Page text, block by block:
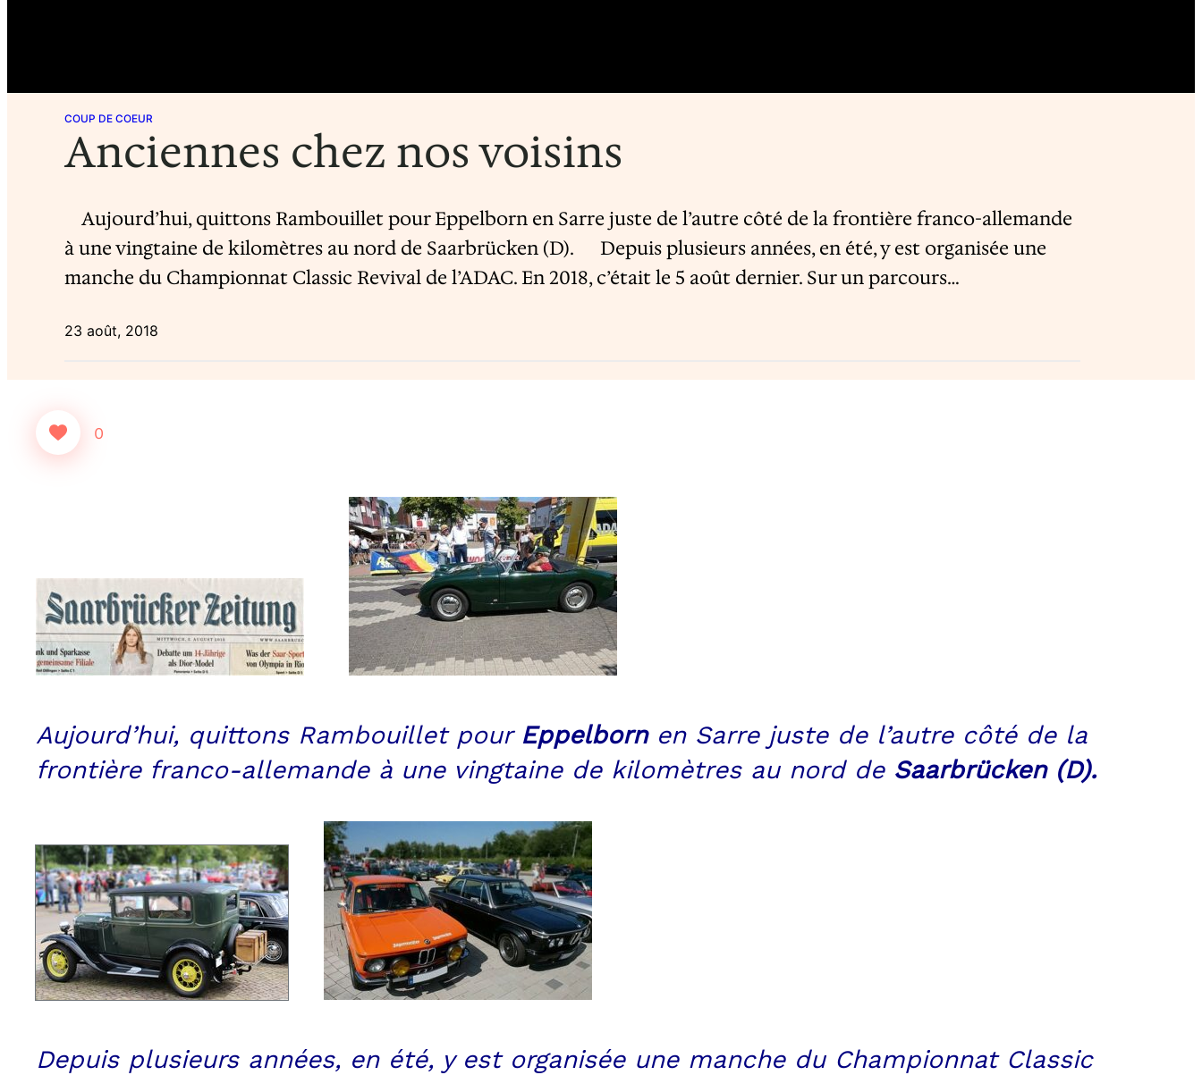
COUP DE COEUR
Anciennes chez nos voisins
Aujourd’hui, quittons Rambouillet pour Eppelborn en Sarre juste de l’autre côté de la frontière franco-allemande
à une vingtaine de kilomètres au nord de Saarbrücken (D). Depuis plusieurs années, en été, y est organisée une
manche du Championnat Classic Revival de l’ADAC. En 2018, c’était le 5 août dernier. Sur un parcours…
23 août, 2018
0
Aujourd’hui, quittons Rambouillet pour Eppelbornen Sarre juste de l’autre côté de la
frontière franco-allemande à une vingtaine de kilomètres au nord de Saarbrücken (D).
Depuis plusieurs années, en été, y est organisée une manche du Championnat Classic